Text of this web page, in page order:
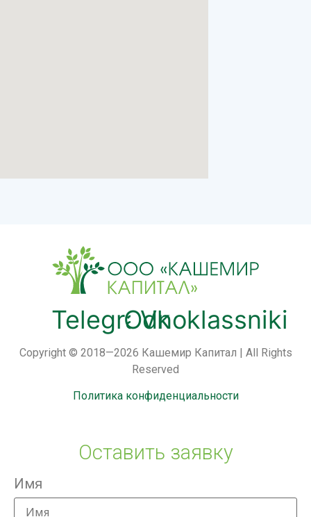
Telegram
Vk
Odnoklassniki
Copyright © 2018—2026 Кашемир Капитал | All Rights
Reserved
Политика конфиденциальности
Оставить заявку
Имя